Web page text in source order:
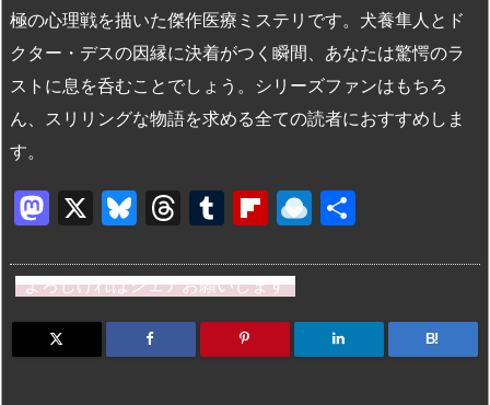
極の心理戦を描いた傑作医療ミステリです​。犬養隼人とド
クター・デスの因縁に決着がつく瞬間、あなたは驚愕のラ
ストに息を呑むことでしょう​。シリーズファンはもちろ
ん、スリリングな物語を求める全ての読者におすすめしま
す​。
M
st
o
d
X
Bl
e
s
k
T
e
a
d
T
m
bl
r
Fl
b
o
ar
R
n
dr
o
よろしければシェアお願いします
B!